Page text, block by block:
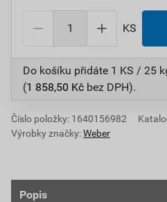
KS
Do košíku přidáte 1 KS / 25
(1 858,50 Kč bez DPH).
Číslo položky: 1640156982
Výrobky značky:Weber
Popis